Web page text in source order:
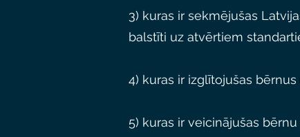
3) kuras ir sekmējušas
balstīti uz atvērtiem
4) kuras ir izglītojušas
5) kuras ir veicinājušas